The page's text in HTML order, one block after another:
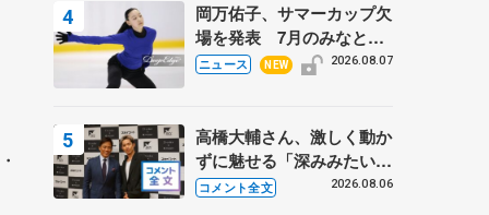
岡万佑子、サマーカップ欠
場を発表 7月のみなとア
クルス杯は腰痛の影響で
ニュース NEW 2026.08.07
高橋大輔さん、激しく動か
ずに魅せる「深みみたいな
ものは出てきている？」
コメント全文 2026.08.06